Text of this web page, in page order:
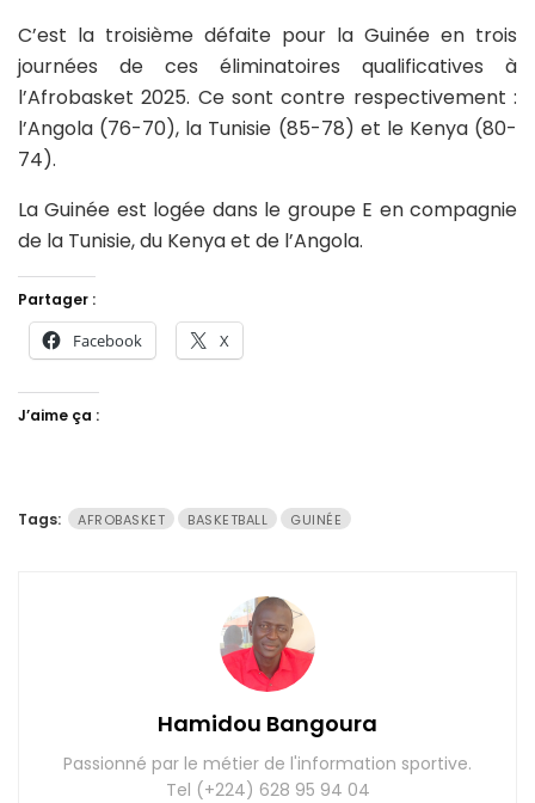
C’est la troisième défaite pour la Guinée en trois
journées de ces éliminatoires qualificatives à
l’Afrobasket 2025. Ce sont contre respectivement :
l’Angola (76-70), la Tunisie (85-78) et le Kenya (80-
74).
La Guinée est logée dans le groupe E en compagnie
de la Tunisie, du Kenya et de l’Angola.
Partager :
Facebook X
J’aime ça :
Tags: AFROBASKET BASKETBALL GUINÉE
Hamidou Bangoura
Passionné par le métier de l'information sportive.
Tel (+224) 628 95 94 04